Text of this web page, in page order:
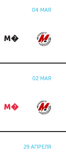
04 МАЯ
М�
02 МАЯ
М�
29 АПРЕЛЯ